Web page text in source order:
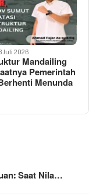
Juli 2026
Mandailing
Pemerintah
Menunda
Saat Nila…